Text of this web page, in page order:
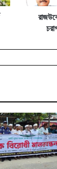
বেতন
আলিশান